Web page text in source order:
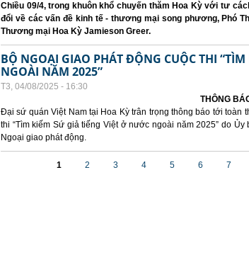
Chiều 09/4, trong khuôn khổ chuyến thăm Hoa Kỳ với tư
đổi về các vấn đề kinh tế - thương mại song phương, Phó
Thương mại Hoa Kỳ Jamieson Greer.
BỘ NGOẠI GIAO PHÁT ĐỘNG CUỘC THI
NGOÀI NĂM 2025”
T3, 04/08/2025 - 16:30
THÔNG
Đại sứ quán Việt Nam tại Hoa Kỳ trân trọng thông báo tới toàn
thi “Tìm kiếm Sứ giả tiếng Việt ở nước ngoài năm 2025” do
Ngoại giao phát động.
1 2 3 4 5 6 7